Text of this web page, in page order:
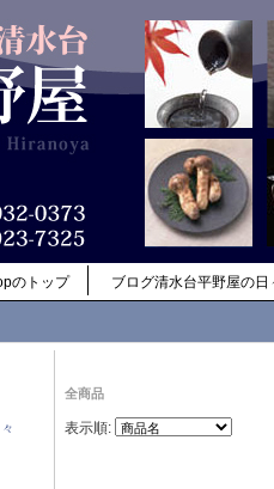
のトップ ブログ清水台平野屋の日
全商品
表示順: